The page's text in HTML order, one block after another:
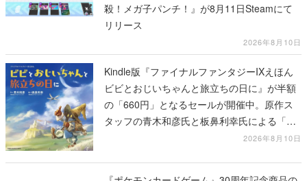
殺！メガ子パンチ！』が8月11日Steamにて
リリース
2026年8月10日
Kindle版『ファイナルファンタジーIXえほん
ビビとおじいちゃんと旅立ちの日に』が半額
の「660円」となるセールが開催中。原作ス
タッフの青木和彦氏と板鼻利幸氏による「ビ
2026年8月10日